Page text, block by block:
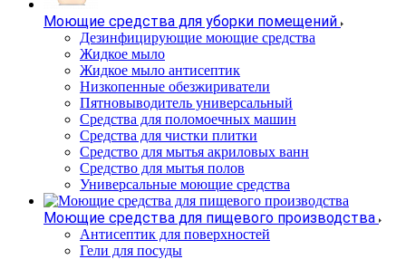
Моющие средства для уборки помещений
Дезинфицирующие моющие средства
Жидкое мыло
Жидкое мыло антисептик
Низкопенные обезжириватели
Пятновыводитель универсальный
Средства для поломоечных машин
Средства для чистки плитки
Средство для мытья акриловых ванн
Средство для мытья полов
Универсальные моющие средства
Моющие средства для пищевого производства
Антисептик для поверхностей
Гели для посуды